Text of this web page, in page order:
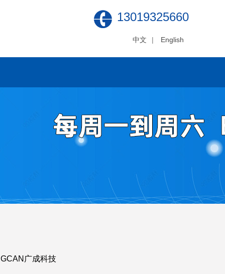
13019325660
中文 | English
GCAN广成科技